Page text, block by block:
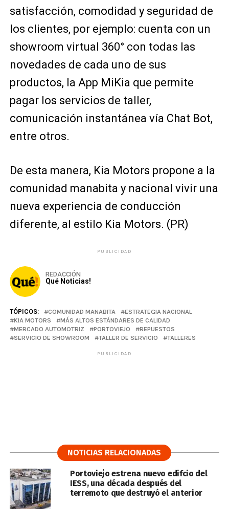
satisfacción, comodidad y seguridad de
los clientes, por ejemplo: cuenta con un
showroom virtual 360° con todas las
novedades de cada uno de sus
productos, la App MiKia que permite
pagar los servicios de taller,
comunicación instantánea vía Chat Bot,
entre otros.
De esta manera, Kia Motors propone a la
comunidad manabita y nacional vivir una
nueva experiencia de conducción
diferente, al estilo Kia Motors. (PR)
PUBLICIDAD
REDACCIÓN
Qué Noticias!
TÓPICOS: COMUNIDAD MANABITA
ESTRATEGIA NACIONAL
KIA MOTORS
MÁS ALTOS ESTÁNDARES DE CALIDAD
MERCADO AUTOMOTRIZ
PORTOVIEJO
REPUESTOS
SERVICIO DE SHOWROOM
TALLER DE SERVICIO TALLERES
PUBLICIDAD
NOTICIAS RELACIONADAS
Portoviejo estrena nuevo edifcio del
IESS, una década después del
terremoto que destruyó el anterior